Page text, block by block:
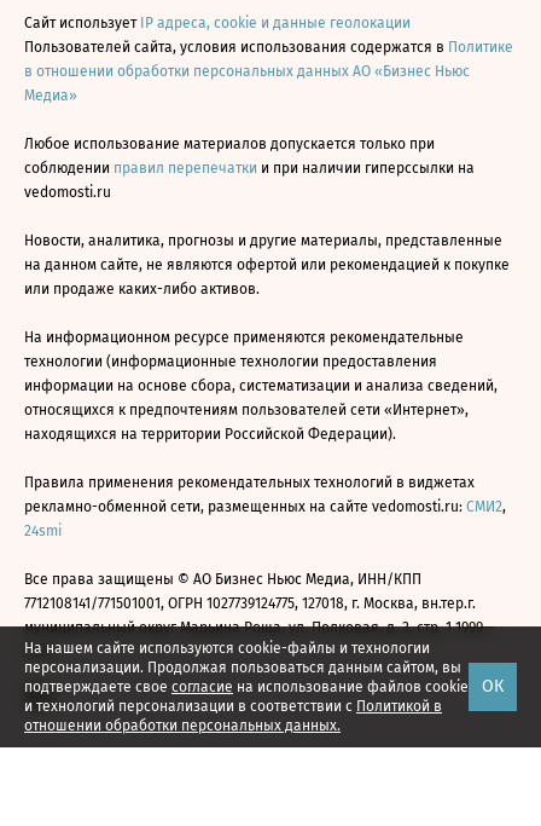
На нашем сайте используются cookie-файлы и технологии
персонализации. Продолжая пользоваться данным сайтом, вы
подтверждаете свое согласие на использование файлов cookie
и технологий персонализации в соответствии с Политикой в
отношении обработки персональных данных.
ОК
Сайт использует IP адреса, cookie и данные геолокации
Пользователей сайта, условия использования содержатся в Политике
в отношении обработки персональных данных АО «Бизнес Ньюс
Медиа»
Любое использование материалов допускается только при
соблюдении правил перепечатки и при наличии гиперссылки на
vedomosti.ru
Новости, аналитика, прогнозы и другие материалы, представленные
на данном сайте, не являются офертой или рекомендацией к покупке
или продаже каких-либо активов.
На информационном ресурсе применяются рекомендательные
технологии (информационные технологии предоставления
информации на основе сбора, систематизации и анализа сведений,
относящихся к предпочтениям пользователей сети «Интернет»,
находящихся на территории Российской Федерации).
Правила применения рекомендательных технологий в виджетах
рекламно-обменной сети, размещенных на сайте vedomosti.ru: СМИ2,
24smi
Все права защищены © АО Бизнес Ньюс Медиа, ИНН/КПП
7712108141/771501001, ОГРН 1027739124775, 127018, г. Москва, вн.тер.г.
муниципальный округ Марьина Роща, ул. Полковая, д. 3, стр. 1 1999—
2026